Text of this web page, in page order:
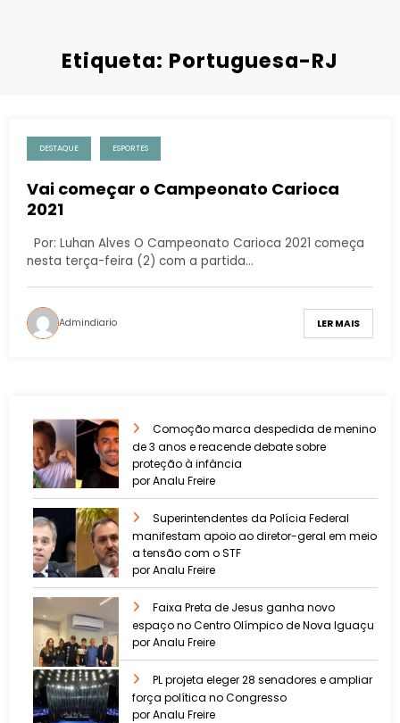
Etiqueta: Portuguesa-RJ
DESTAQUE ESPORTES
Vai começar o Campeonato Carioca
2021
Por: Luhan Alves O Campeonato Carioca 2021 começa
nesta terça-feira (2) com a partida…
Admindiario LER MAIS
Comoção marca despedida de menino
de 3 anos e reacende debate sobre
proteção à infância
por Analu Freire
Superintendentes da Polícia Federal
manifestam apoio ao diretor-geral em meio
a tensão com o STF
por Analu Freire
Faixa Preta de Jesus ganha novo
espaço no Centro Olímpico de Nova Iguaçu
por Analu Freire
PL projeta eleger 28 senadores e ampliar
força política no Congresso
por Analu Freire